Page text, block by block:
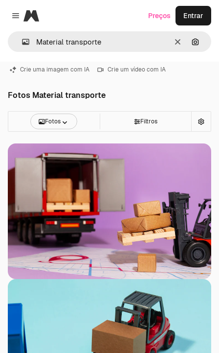
Close menu
Magnific
Limpar
Preços Entrar
Crie uma imagem com IA Crie um vídeo com IA
Fotos Material transporte
Fotos Filtros